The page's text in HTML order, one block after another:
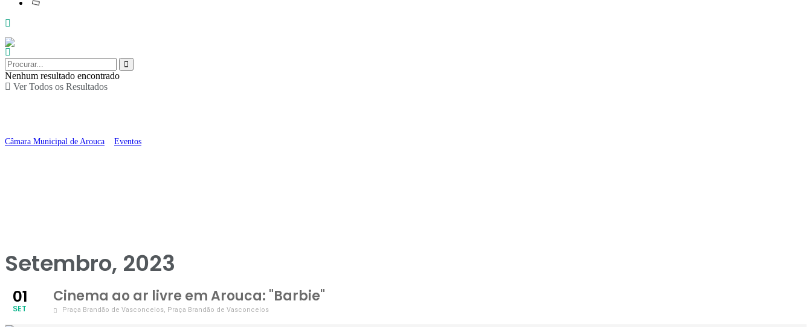
Nenhum resultado encontrado
Ver Todos os Resultados
Câmara Municipal de Arouca Eventos
Setembro, 2023
01
SET
Cinema ao ar livre em Arouca: "Barbie"
Praça Brandão de Vasconcelos, Praça Brandão de Vasconcelos